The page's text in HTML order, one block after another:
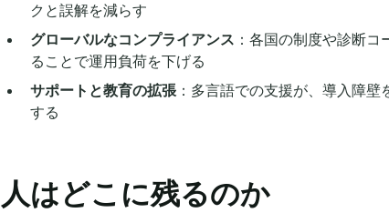
クと誤解を減らす
グローバルなコンプライアンス ：各国の制度や診断コ
ることで運用負荷を下げる
サポートと教育の拡張：多言語での支援が、導入障壁
する
人はどこに残るのか